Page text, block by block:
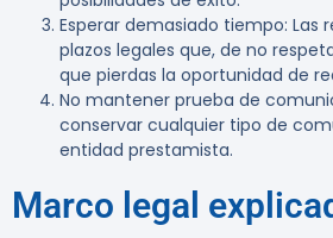
Esperar demasiado tiempo: Las
plazos legales que, de no
que pierdas la oportunidad de
No mantener prueba de
conservar cualquier tipo de
entidad prestamista.
Marco legal